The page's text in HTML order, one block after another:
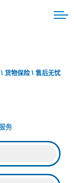
货物保险 \ 售后无忧
务